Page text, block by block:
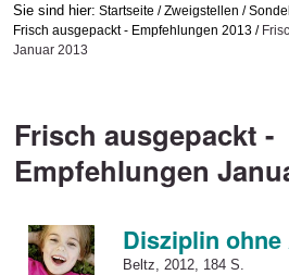
Sie sind hier: Startseite /Zweigstellen /
Frisch ausgepackt - Empfehlungen 2013 /
Januar 2013
Frisch ausgepackt -
Empfehlungen
Disziplin
Beltz, 2012, 184 S.